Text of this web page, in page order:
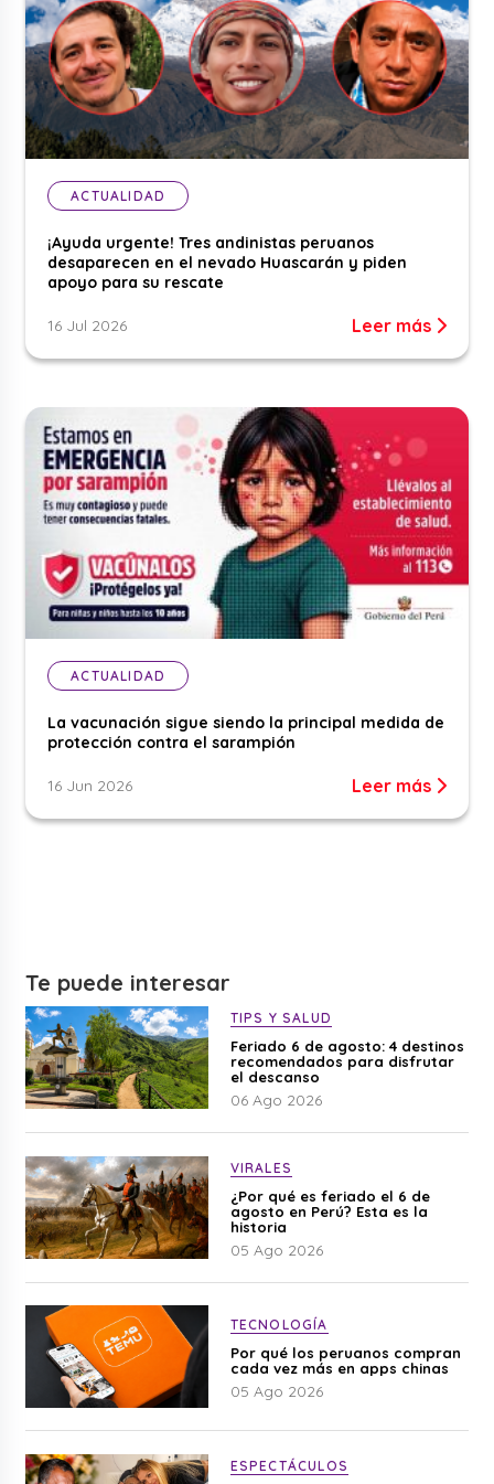
ACTUALIDAD
¡Ayuda urgente! Tres andinistas peruanos
desaparecen en el nevado Huascarán y piden
apoyo para su rescate
16 Jul 2026 Leer más
ACTUALIDAD
La vacunación sigue siendo la principal medida de
protección contra el sarampión
16 Jun 2026 Leer más
Te puede interesar
TIPS Y SALUD
Feriado 6 de agosto: 4 destinos
recomendados para disfrutar
el descanso
06 Ago 2026
VIRALES
¿Por qué es feriado el 6 de
agosto en Perú? Esta es la
historia
05 Ago 2026
TECNOLOGÍA
Por qué los peruanos compran
cada vez más en apps chinas
05 Ago 2026
ESPECTÁCULOS